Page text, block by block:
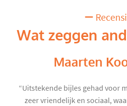
Wat zeggen
Maarten
“Uitstekende bijles gehad voor
zeer vriendelijk en sociaal,